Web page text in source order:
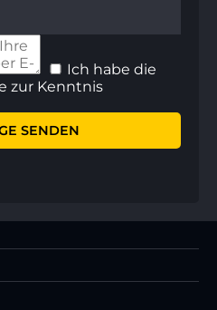
Ich habe die
zur Kenntnis